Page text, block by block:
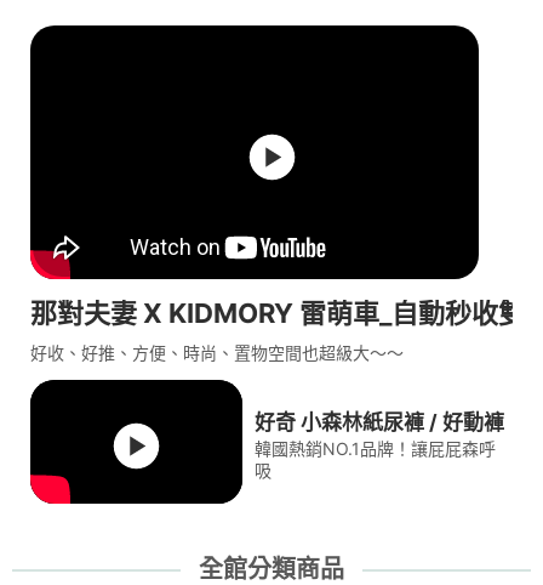
那對夫妻 X KIDMORY 雷萌車_自動秒收雙
好收、好推、方便、時尚、置物空間也超級大～～
好奇 小森林紙尿褲 / 好動褲
韓國熱銷NO.1品牌！讓屁屁森呼
吸
全館分類商品